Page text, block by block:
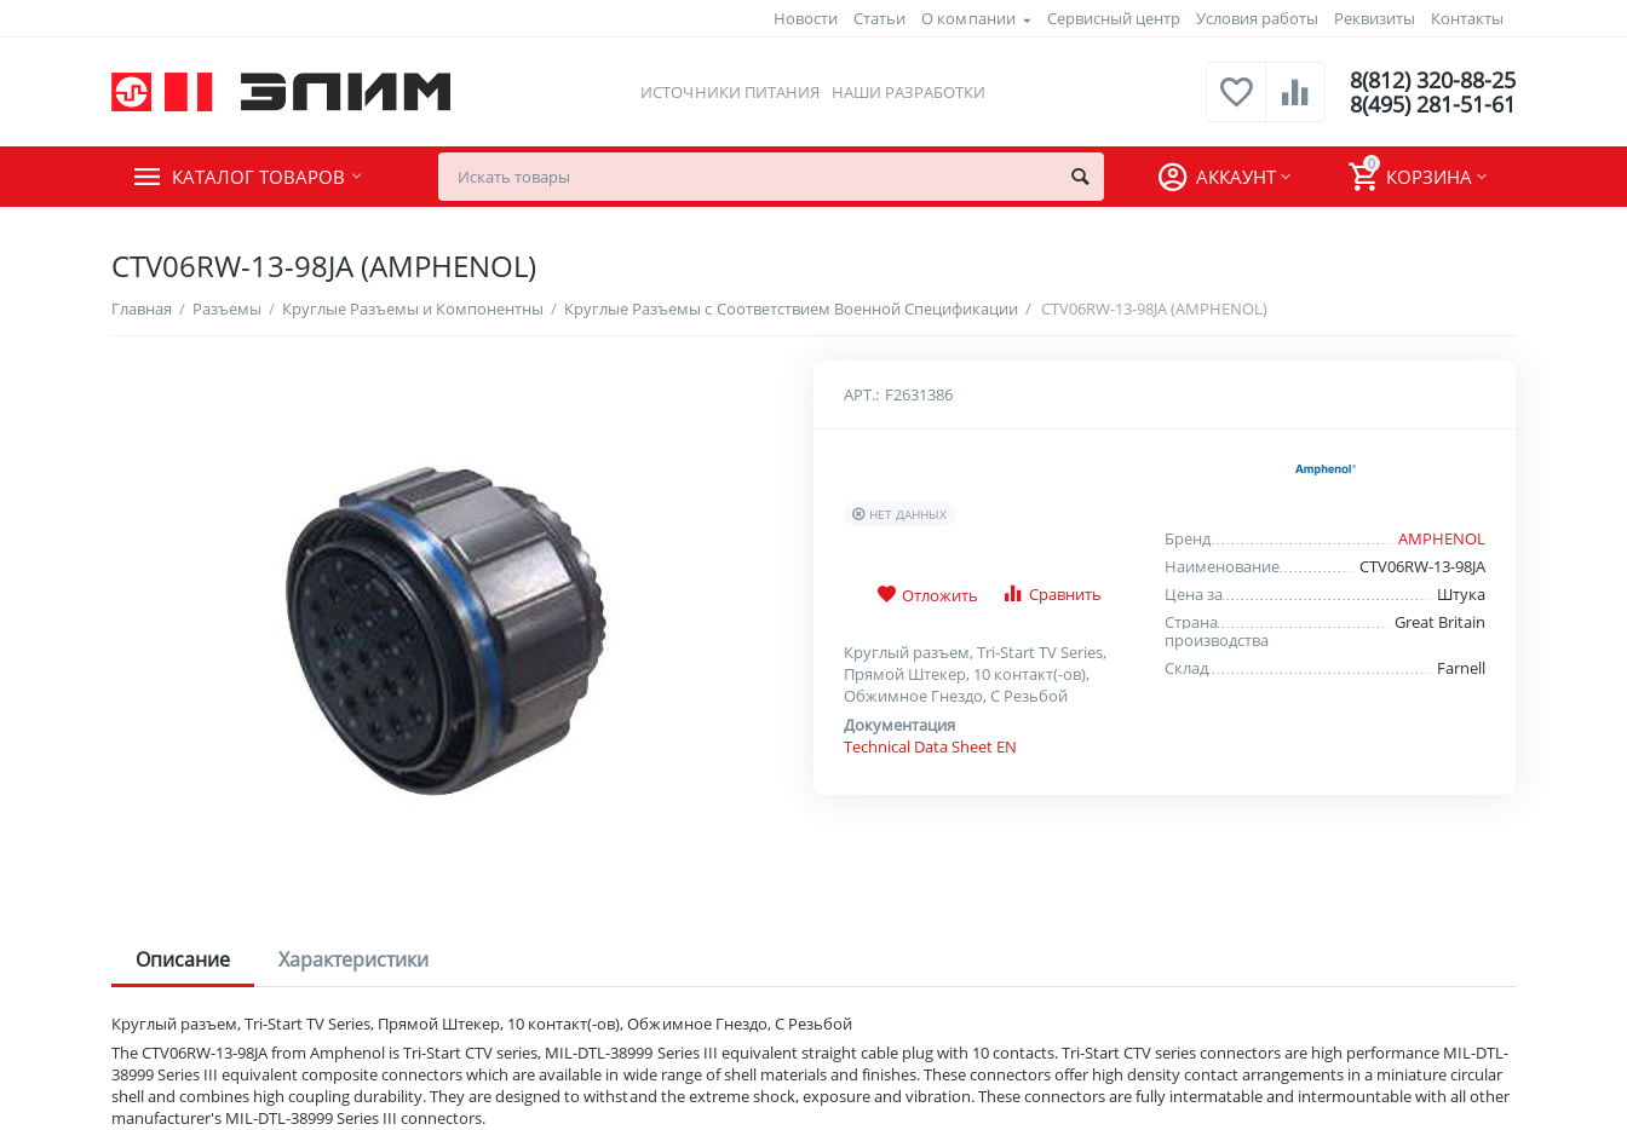
Новости Статьи О компании Сервисный центр Условия работы Реквизиты Контакты
ИСТОЧНИКИ ПИТАНИЯ НАШИ РАЗРАБОТКИ
8(812) 320-88-25
8(495) 281-51-61
КАТАЛОГ ТОВАРОВ
0
КОРЗИНА
АККАУНТ
CTV06RW-13-98JA (AMPHENOL)
Главная / Разъемы / Круглые Разъемы и Компонентны / Круглые Разъемы с Соответствием Военной Спецификации / CTV06RW-13-98JA (AMPHENOL)
АРТ.: F2631386
НЕТ ДАННЫХ
Отложить Сравнить
Круглый разъем, Tri-Start TV Series,
Прямой Штекер, 10 контакт(-ов),
Обжимное Гнездо, С Резьбой
Документация
Technical Data Sheet EN
Бренд
AMPHENOL
Наименование
CTV06RW-13-98JA
Цена за
Штука
Страна
производства
Great Britain
Склад Farnell
Описание Характеристики
Круглый разъем, Tri-Start TV Series, Прямой Штекер, 10 контакт(-ов), Обжимное Гнездо, С Резьбой
The CTV06RW-13-98JA from Amphenol is Tri-Start CTV series, MIL-DTL-38999 Series III equivalent straight cable plug with 10 contacts. Tri-Start CTV series connectors are high performance MIL-DTL-
38999 Series III equivalent composite connectors which are available in wide range of shell materials and finishes. These connectors offer high density contact arrangements in a miniature circular
shell and combines high coupling durability. They are designed to withstand the extreme shock, exposure and vibration. These connectors are fully intermatable and intermountable with all other
manufacturer's MIL-DTL-38999 Series III connectors.